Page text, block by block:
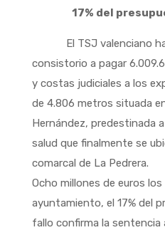
17% del
El TSJ valenciano ha
consistorio a pagar
y costas judiciales a los
de 4.806 metros situada
Hernández, predestinada
salud que finalmente se
comarcal de La Pedrera.
Ocho millones de euros
ayuntamiento, el 17% del
fallo confirma la sentencia